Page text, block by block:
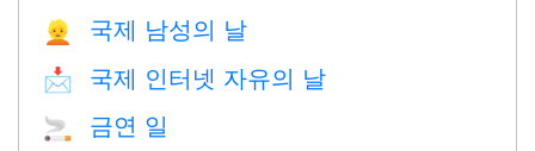
👱 국제 남성의 날
📩 국제 인터넷 자유의 날
🚬 금연 일